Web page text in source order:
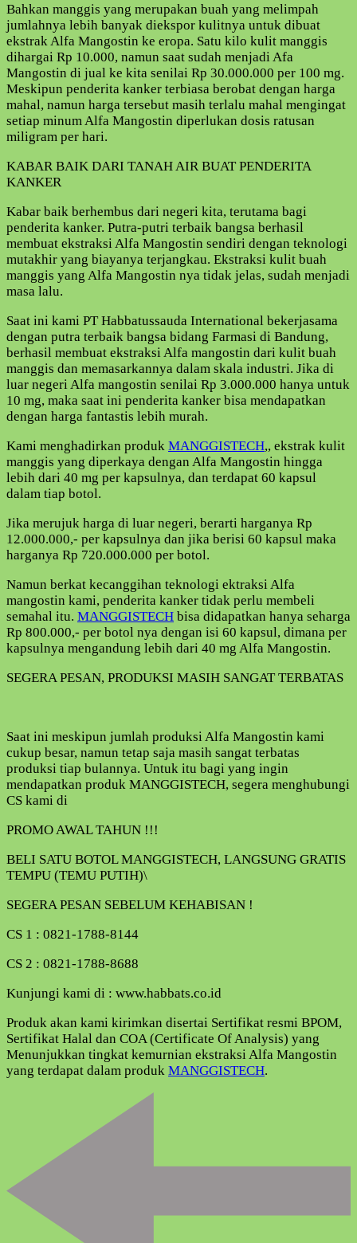
Bahkan manggis yang merupakan buah yang melimpah
jumlahnya lebih banyak diekspor kulitnya untuk dibuat
ekstrak Alfa Mangostin ke eropa. Satu kilo kulit manggis
dihargai Rp 10.000, namun saat sudah menjadi Afa
Mangostin di jual ke kita senilai Rp 30.000.000 per 100 mg.
Meskipun penderita kanker terbiasa berobat dengan harga
mahal, namun harga tersebut masih terlalu mahal mengingat
setiap minum Alfa Mangostin diperlukan dosis ratusan
miligram per hari.
KABAR BAIK DARI TANAH AIR BUAT PENDERITA
KANKER
Kabar baik berhembus dari negeri kita, terutama bagi
penderita kanker. Putra-putri terbaik bangsa berhasil
membuat ekstraksi Alfa Mangostin sendiri dengan teknologi
mutakhir yang biayanya terjangkau. Ekstraksi kulit buah
manggis yang Alfa Mangostin nya tidak jelas, sudah menjadi
masa lalu.
Saat ini kami PT Habbatussauda International bekerjasama
dengan putra terbaik bangsa bidang Farmasi di Bandung,
berhasil membuat ekstraksi Alfa mangostin dari kulit buah
manggis dan memasarkannya dalam skala industri. Jika di
luar negeri Alfa mangostin senilai Rp 3.000.000 hanya untuk
10 mg, maka saat ini penderita kanker bisa mendapatkan
dengan harga fantastis lebih murah.
Kami menghadirkan produk MANGGISTECH,, ekstrak kulit
manggis yang diperkaya dengan Alfa Mangostin hingga
lebih dari 40 mg per kapsulnya, dan terdapat 60 kapsul
dalam tiap botol.
Jika merujuk harga di luar negeri, berarti harganya Rp
12.000.000,- per kapsulnya dan jika berisi 60 kapsul maka
harganya Rp 720.000.000 per botol.
Namun berkat kecanggihan teknologi ektraksi Alfa
mangostin kami, penderita kanker tidak perlu membeli
semahal itu. MANGGISTECH bisa didapatkan hanya seharga
Rp 800.000,- per botol nya dengan isi 60 kapsul, dimana per
kapsulnya mengandung lebih dari 40 mg Alfa Mangostin.
SEGERA PESAN, PRODUKSI MASIH SANGAT TERBATAS
Saat ini meskipun jumlah produksi Alfa Mangostin kami
cukup besar, namun tetap saja masih sangat terbatas
produksi tiap bulannya. Untuk itu bagi yang ingin
mendapatkan produk MANGGISTECH, segera menghubungi
CS kami di
PROMO AWAL TAHUN !!!
BELI SATU BOTOL MANGGISTECH, LANGSUNG GRATIS
TEMPU (TEMU PUTIH)\
SEGERA PESAN SEBELUM KEHABISAN !
CS 1 : 0821-1788-8144
CS 2 : 0821-1788-8688
Kunjungi kami di : www.habbats.co.id
Produk akan kami kirimkan disertai Sertifikat resmi BPOM,
Sertifikat Halal dan COA (Certificate Of Analysis) yang
Menunjukkan tingkat kemurnian ekstraksi Alfa Mangostin
yang terdapat dalam produk MANGGISTECH.